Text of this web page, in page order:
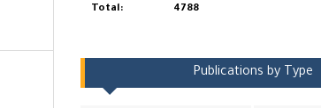
Total: 4788
Publications by Type